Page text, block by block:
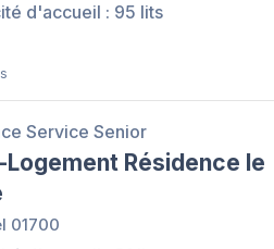
d'accueil : 95 lits
Service Senior
Logement Résidence le
01700